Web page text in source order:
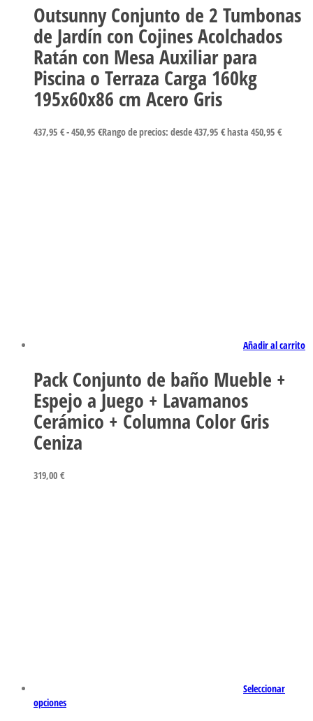
Outsunny Conjunto de 2 Tumbonas
de Jardín con Cojines Acolchados
Ratán con Mesa Auxiliar para
Piscina o Terraza Carga 160kg
195x60x86 cm Acero Gris
437,95 €-450,95 €Rango de precios: desde 437,95 € hasta 450,95 €
Añadir al carrito
Pack Conjunto de baño Mueble +
Espejo a Juego + Lavamanos
Cerámico + Columna Color Gris
Ceniza
319,00 €
Seleccionar
opciones